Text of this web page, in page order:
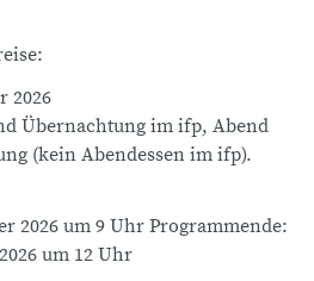
2026
Übernachtung im ifp, Abend
(kein Abendessen im ifp).
2026 um 9 Uhr Programmende:
um 12 Uhr